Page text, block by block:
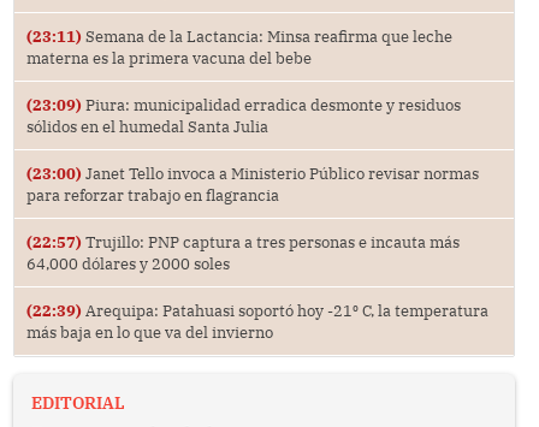
(23:11) Semana de la Lactancia: Minsa reafirma que leche
materna es la primera vacuna del bebe
(23:09) Piura: municipalidad erradica desmonte y residuos
sólidos en el humedal Santa Julia
(23:00) Janet Tello invoca a Ministerio Público revisar normas
para reforzar trabajo en flagrancia
(22:57) Trujillo: PNP captura a tres personas e incauta más
64,000 dólares y 2000 soles
(22:39) Arequipa: Patahuasi soportó hoy -21⁰ C, la temperatura
más baja en lo que va del invierno
EDITORIAL